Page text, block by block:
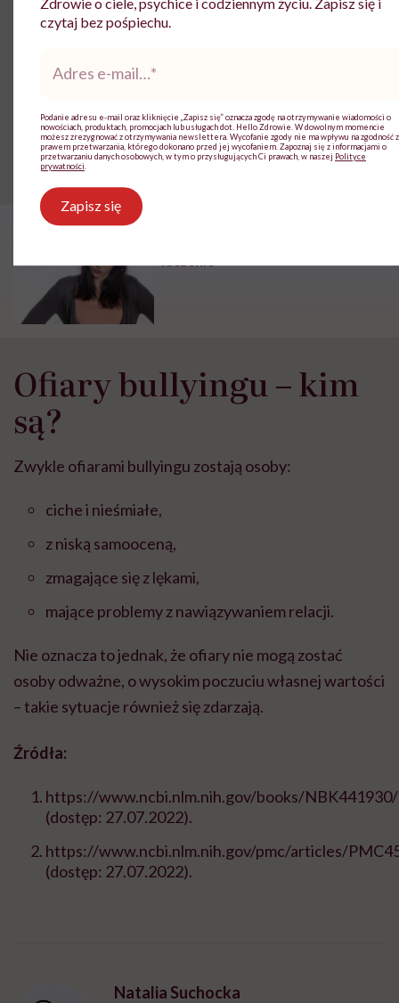
moczenie się w nocy,
się myśli samobójcze. Dlatego też, aby nie doszło do
tragedii, nie można pozostawać na takie sytuacje
obojętnymi.
Ofiary bullyingu – kim
są?
Zwykle ofiarami bullyingu zostają osoby:
ciche i nieśmiałe,
z niską samooceną,
zmagające się z lękami,
mające problemy z nawiązywaniem relacji.
Nie oznacza to jednak, że ofiary nie mogą zostać
osoby odważne, o wysokim poczuciu własnej wartości
– takie sytuacje również się zdarzają.
Źródła:
https://www.ncbi.nlm.nih.gov/books/NBK441930/
(dostęp: 27.07.2022).
https://www.ncbi.nlm.nih.gov/pmc/articles/
(dostęp: 27.07.2022).
Natalia Suchocka
czytaj bez pośpiechu.
mail*
Podanie adresu e-mail oraz kliknięcie „Zapisz się” oznacza zgodę na otrzymywanie wiadomości o
nowościach, produktach, promocjach lub usługach dot. Hello Zdrowie. W dowolnym momencie
możesz zrezygnować z otrzymywania newslettera. Wycofanie zgody nie ma wpływu na zgodność z
prawem przetwarzania, którego dokonano przed jej wycofaniem. Zapoznaj się z informacjami o
przetwarzaniu danych osobowych, w tym o przysługujących Ci prawach, w naszej Polityce
prywatności
Zapisz się